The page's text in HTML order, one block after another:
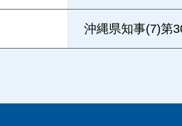
沖縄県知事(7)第